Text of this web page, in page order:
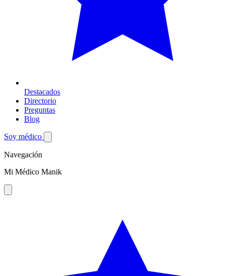
Destacados
Directorio
Preguntas
Blog
Soy médico
Navegación
Mi Médico Manik